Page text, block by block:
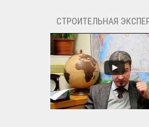
СТРОИТЕЛЬНАЯ